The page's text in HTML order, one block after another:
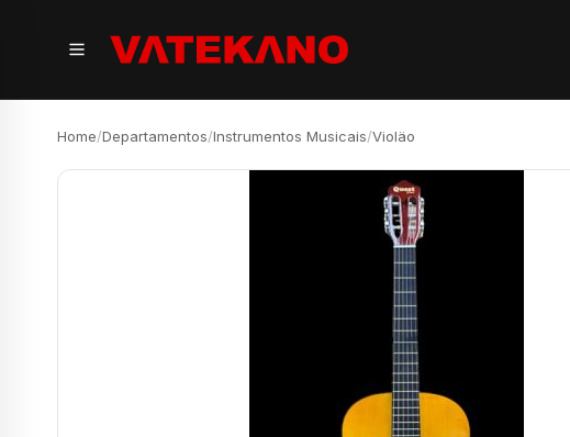
Home/Departamentos/Instrumentos Musicais/Violäo